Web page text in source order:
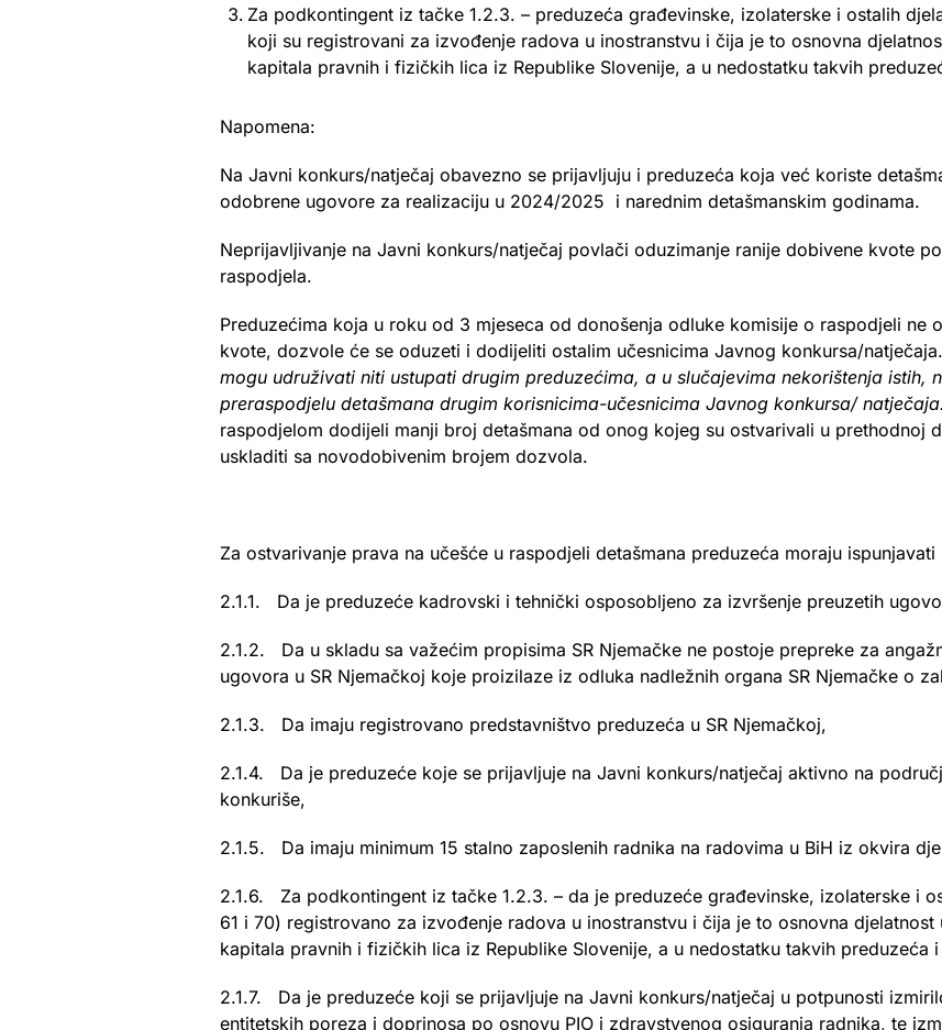
Za podkontingent iz tačke 1.2.3. – preduzeća građevinske, izolaterske i ostalih
koji su registrovani za izvođenje radova u inostranstvu i čija je to osnovna
kapitala pravnih i fizičkih lica iz Republike Slovenije, a u nedostatku takvih
Napomena:
Na Javni konkurs/natječaj obavezno se prijavljuju i preduzeća koja već koriste
odobrene ugovore za realizaciju u 2024/2025 i narednim detašmanskim godinama.
Neprijavljivanje na Javni konkurs/natječaj povlači oduzimanje ranije dobivene kvote
raspodjela.
Preduzećima koja u roku od 3 mjeseca od donošenja odluke komisije o raspodjeli ne
kvote, dozvole će se oduzeti i dodijeliti ostalim učesnicima Javnog konkursa/natječaja.
mogu udruživati niti ustupati drugim preduzećima, a u slučajevima nekorištenja istih,
preraspodjelu detašmana drugim korisnicima-učesnicima Javnog konkursa/
raspodjelom dodijeli manji broj detašmana od onog kojeg su ostvarivali u prethodnoj
uskladiti sa novodobivenim brojem dozvola.
Za ostvarivanje prava na učešće u raspodjeli detašmana preduzeća moraju ispunjavati
2.1.1. Da je preduzeće kadrovski i tehnički osposobljeno za izvršenje preuzetih
2.1.2. Da u skladu sa važećim propisima SR Njemačke ne postoje prepreke za
ugovora u SR Njemačkoj koje proizilaze iz odluka nadležnih organa SR Njemačke o
2.1.3. Da imaju registrovano predstavništvo preduzeća u SR Njemačkoj,
2.1.4. Da je preduzeće koje se prijavljuje na Javni konkurs/natječaj aktivno na
konkuriše,
2.1.5. Da imaju minimum 15 stalno zaposlenih radnika na radovima u BiH iz okvira
2.1.6. Za podkontingent iz tačke 1.2.3. – da je preduzeće građevinske, izolaterske i
61 i 70) registrovano za izvođenje radova u inostranstvu i čija je to osnovna djelatnost
kapitala pravnih i fizičkih lica iz Republike Slovenije, a u nedostatku takvih preduzeća
2.1.7. Da je preduzeće koji se prijavljuje na Javni konkurs/natječaj u potpunosti
entitetskih poreza i doprinosa po osnovu PIO i zdravstvenog osiguranja radnika, te